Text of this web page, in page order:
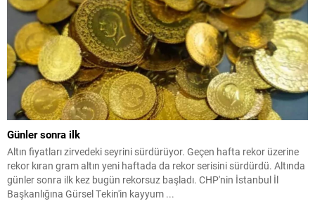
Günler sonra ilk
Altın fiyatları zirvedeki seyrini sürdürüyor. Geçen hafta rekor üzerine
rekor kıran gram altın yeni haftada da rekor serisini sürdürdü. Altında
günler sonra ilk kez bugün rekorsuz başladı. CHP'nin İstanbul İl
Başkanlığına Gürsel Tekin'in kayyum ...